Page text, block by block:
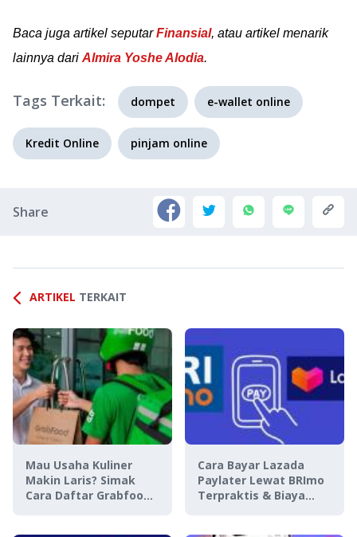
Baca juga artikel seputarFinansial, atau artikel menarik
lainnya dari Almira Yoshe Alodia.
Tags Terkait: dompet e-wallet online
Kredit Online pinjam online
Share
ARTIKEL TERKAIT
Mau Usaha Kuliner
Makin Laris? Simak
Cara Daftar Grabfood
Cara Bayar Lazada
Paylater Lewat BRImo
Terpraktis & Biaya